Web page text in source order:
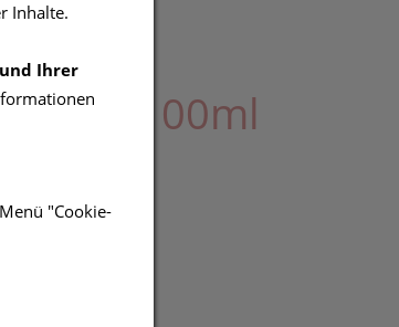
100ml
Inhalte.
Ihrer
"Cookie-